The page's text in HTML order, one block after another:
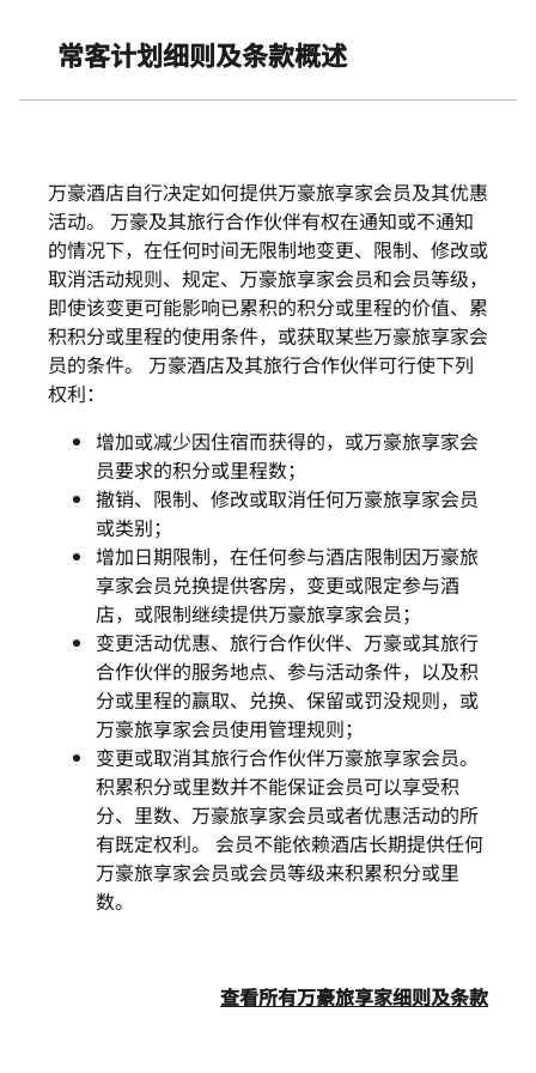
常客计划细则及条款概述
万豪酒店自行决定如何提供万豪旅享家会员及其优惠
活动。 万豪及其旅行合作伙伴有权在通知或不通知
的情况下，在任何时间无限制地变更、限制、修改或
取消活动规则、规定、万豪旅享家会员和会员等级，
即使该变更可能影响已累积的积分或里程的价值、累
积积分或里程的使用条件，或获取某些万豪旅享家会
员的条件。 万豪酒店及其旅行合作伙伴可行使下列
权利：
增加或减少因住宿而获得的，或万豪旅享家会
员要求的积分或里程数；
撤销、限制、修改或取消任何万豪旅享家会员
或类别；
增加日期限制，在任何参与酒店限制因万豪旅
享家会员兑换提供客房，变更或限定参与酒
店，或限制继续提供万豪旅享家会员；
变更活动优惠、旅行合作伙伴、万豪或其旅行
合作伙伴的服务地点、参与活动条件，以及积
分或里程的赢取、兑换、保留或罚没规则，或
万豪旅享家会员使用管理规则；
变更或取消其旅行合作伙伴万豪旅享家会员。
积累积分或里数并不能保证会员可以享受积
分、里数、万豪旅享家会员或者优惠活动的所
有既定权利。 会员不能依赖酒店长期提供任何
万豪旅享家会员或会员等级来积累积分或里
数。
查看所有万豪旅享家细则及条款